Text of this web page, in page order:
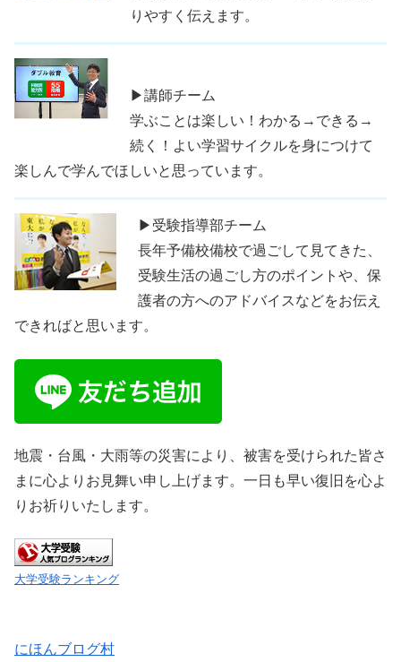
りやすく伝えます。
▶講師チーム
学ぶことは楽しい！わかる→できる→
続く！よい学習サイクルを身につけて
楽しんで学んでほしいと思っています。
▶受験指導部チーム
長年予備校備校で過ごして見てきた、
受験生活の過ごし方のポイントや、保
護者の方へのアドバイスなどをお伝え
できればと思います。
地震・台風・大雨等の災害により、被害を受けられた皆さ
まに心よりお見舞い申し上げます。一日も早い復旧を心よ
りお祈りいたします。
大学受験ランキング
にほんブログ村